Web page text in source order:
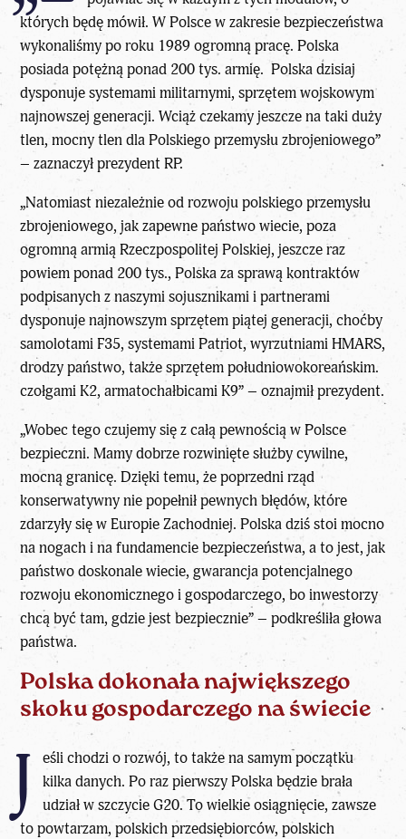
których będę mówił. W Polsce w zakresie bezpieczeństwa
wykonaliśmy po roku 1989 ogromną pracę. Polska
posiada potężną ponad 200 tys. armię. Polska dzisiaj
dysponuje systemami militarnymi, sprzętem wojskowym
najnowszej generacji. Wciąż czekamy jeszcze na taki duży
tlen, mocny tlen dla Polskiego przemysłu zbrojeniowego”
– zaznaczył prezydent RP.
„Natomiast niezależnie od rozwoju polskiego przemysłu
zbrojeniowego, jak zapewne państwo wiecie, poza
ogromną armią Rzeczpospolitej Polskiej, jeszcze raz
powiem ponad 200 tys., Polska za sprawą kontraktów
podpisanych z naszymi sojusznikami i partnerami
dysponuje najnowszym sprzętem piątej generacji, choćby
samolotami F35, systemami Patriot, wyrzutniami HMARS,
drodzy państwo, także sprzętem południowokoreańskim.
czołgami K2, armatochałbicami K9” – oznajmił prezydent.
„Wobec tego czujemy się z całą pewnością w Polsce
bezpieczni. Mamy dobrze rozwinięte służby cywilne,
mocną granicę. Dzięki temu, że poprzedni rząd
konserwatywny nie popełnił pewnych błędów, które
zdarzyły się w Europie Zachodniej. Polska dziś stoi mocno
na nogach i na fundamencie bezpieczeństwa, a to jest, jak
państwo doskonale wiecie, gwarancja potencjalnego
rozwoju ekonomicznego i gospodarczego, bo inwestorzy
chcą być tam, gdzie jest bezpiecznie” – podkreśliła głowa
państwa.
Polska dokonała największego
skoku gospodarczego na świecie
J
eśli chodzi o rozwój, to także na samym początku
kilka danych. Po raz pierwszy Polska będzie brała
udział w szczycie G20. To wielkie osiągnięcie, zawsze
to powtarzam, polskich przedsiębiorców, polskich